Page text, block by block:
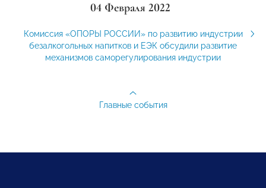
04 Февраля 2022
Комиссия «ОПОРЫ РОССИИ» по развитию индустрии
безалкогольных напитков и ЕЭК обсудили развитие
механизмов саморегулирования индустрии
Главные события